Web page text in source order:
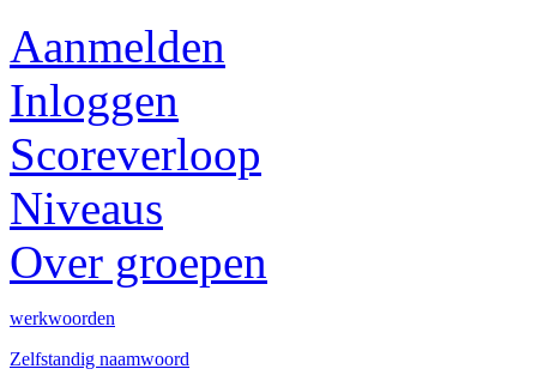
Aanmelden
Inloggen
Scoreverloop
Niveaus
Over groepen
werkwoorden
Zelfstandig naamwoord